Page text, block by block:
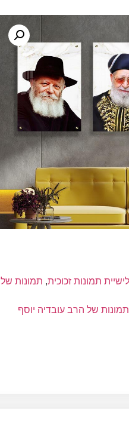
תמונות זכוכית, תמונות של
תמונות של הרב עובדיה יוסף